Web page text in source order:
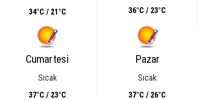
34°C / 21°C 36°C / 23°C
Cumartesi
Sıcak
37°C / 23°C
Pazar
Sıcak
37°C / 26°C